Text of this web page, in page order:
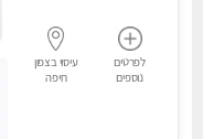
לפרטים
נוספים
עיסוי בצפון
חיפה